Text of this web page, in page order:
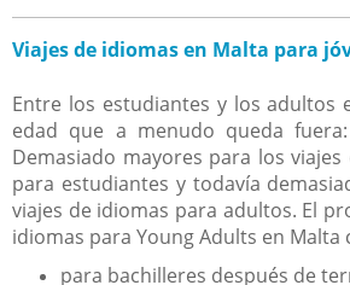
Viajes de idiomas en Malta para
Entre los estudiantes y los adultos
edad que a menudo queda
Demasiado mayores para los
para estudiantes y todavía
viajes de idiomas para adultos. El
idiomas para Young Adults en Malta
para bachilleres después de